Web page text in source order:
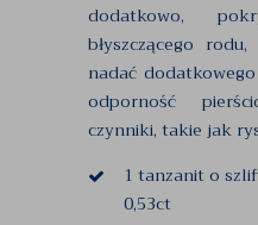
dodatkowo,
błyszczącego
nadać
odporność
czynniki, takie jak
1 tanzanit o
0,53ct